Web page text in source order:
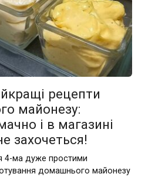
рецепти
майонезу:
і в магазині
захочеться!
4-ма дуже простими
домашнього майонезу